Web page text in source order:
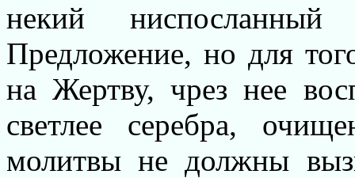
некий
Предложение, но для
на Жертву, чрез нее
светлее серебра,
молитвы не должны